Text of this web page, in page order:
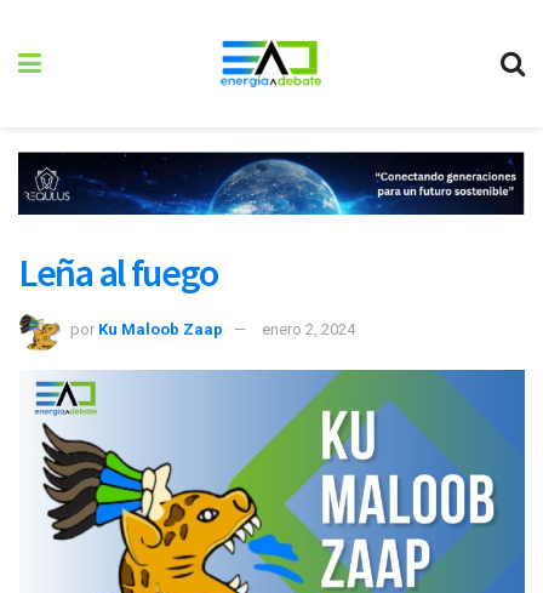
Leña al fuego
por Ku Maloob Zaap enero 2, 2024